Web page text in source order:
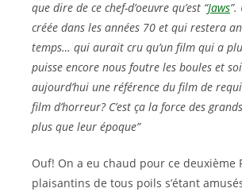
que dire de ce chef-d’oeuvre qu’est “Jaws”.
créée dans les années 70 et qui restera
temps… qui aurait cru qu’un film qui a
puisse encore nous foutre les boules et
aujourd’hui une référence du film de
film d’horreur? C’est ça la force des
plus que leur époque”
Ouf! On a eu chaud pour ce deuxième
plaisantins de tous poils s’étant